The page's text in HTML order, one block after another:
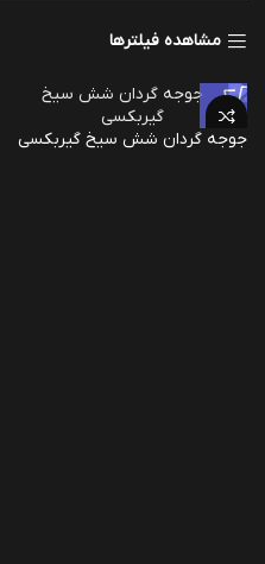
مشاهده فیلترها
جوجه گردان شش سیخ گیربکسی